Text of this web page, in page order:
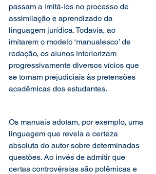
passam a imitá-los no processo de
assimilação e aprendizado da
linguagem jurídica. Todavia, ao
imitarem o modelo ‘manualesco’ de
redação, os alunos interiorizam
progressivamente diversos vícios que
se tornam prejudiciais às pretensões
acadêmicas dos estudantes.
Os manuais adotam, por exemplo, uma
linguagem que revela a certeza
absoluta do autor sobre determinadas
questões. Ao invés de admitir que
certas controvérsias são polêmicas e